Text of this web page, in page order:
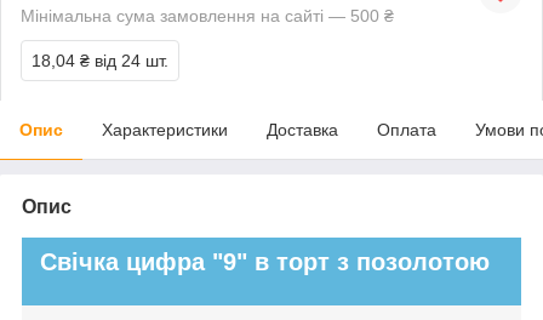
Мінімальна сума замовлення на сайті — 500 ₴
18,04 ₴ від 24 шт.
Опис Характеристики Доставка Оплата Умови
Опис
Свічка цифра "9" в торт з позолотою